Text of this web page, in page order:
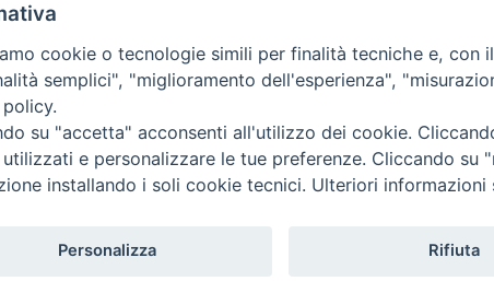
cookie o tecnologie simili per finalità tecniche e, con
semplici", "miglioramento dell'esperienza",
su "accetta" acconsenti all'utilizzo dei cookie.
e personalizzare le tue preferenze. Cliccando
installando i soli cookie tecnici. Ulteriori informazioni
Personalizza Rifiuta